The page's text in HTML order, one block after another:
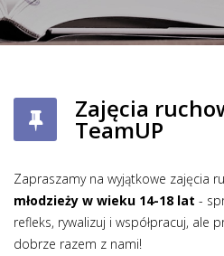
Zajęcia
TeamUP
Zapraszamy na wyjątkowe zajęcia
młodzieży w wieku 14-18 lat -
refleks, rywalizuj i współpracuj, ale
dobrze razem z nami!